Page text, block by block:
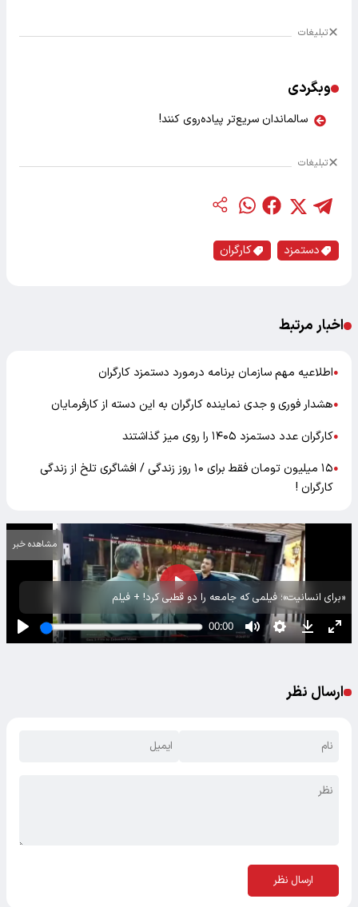
تبلیغات
وبگردی
سالماندان سریع‌تر پیاده‌روی کنند!
تبلیغات
دستمزد کارگران
اخبار مرتبط
●اطلاعیه مهم سازمان برنامه درمورد دستمزد کارگران
●هشدار فوری و جدی نماینده کارگران به این دسته از کارفرمایان
●کارگران عدد دستمزد ۱۴۰۵ را روی میز گذاشتند
●
۱۵ میلیون تومان فقط برای ۱۰ روز زندگی / افشاگری تلخ از زندگی
کارگران !
«برای انسانیت»؛ فیلمی که جامعه را دو قطبی کرد! + فیلم
مشاهده خبر
ارسال نظر
ارسال نظر